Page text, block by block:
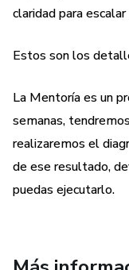
3. Esencia:
1. Identificar e
negocios que te
mientras te
2. Aprenderás a
claridad para
Estos son los
La Mentoría es un
semanas,
realizaremos el
de ese resultado,
puedas ejecutarlo.